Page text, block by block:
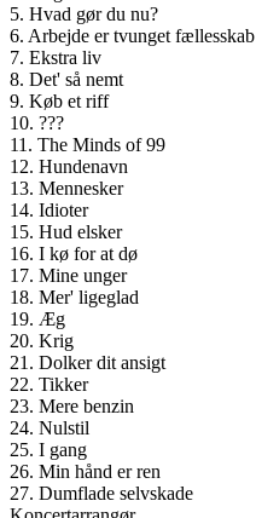
5. Hvad gør du nu?
6. Arbejde er tvunget fællesskab
7. Ekstra liv
8. Det' så nemt
9. Køb et riff
10. ???
11. The Minds of 99
12. Hundenavn
13. Mennesker
14. Idioter
15. Hud elsker
16. I kø for at dø
17. Mine unger
18. Mer' ligeglad
19. Æg
20. Krig
21. Dolker dit ansigt
22. Tikker
23. Mere benzin
24. Nulstil
25. I gang
26. Min hånd er ren
27. Dumflade selvskade